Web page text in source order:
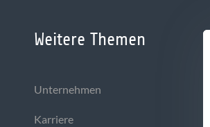
Weitere Themen
Unternehmen
Karriere